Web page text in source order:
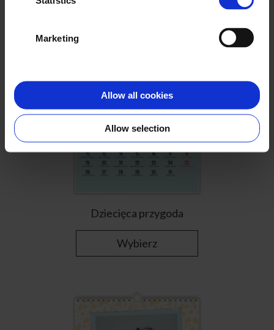
Marketing
Allow all cookies
Allow selection
Dziecięca przygoda
Wybierz